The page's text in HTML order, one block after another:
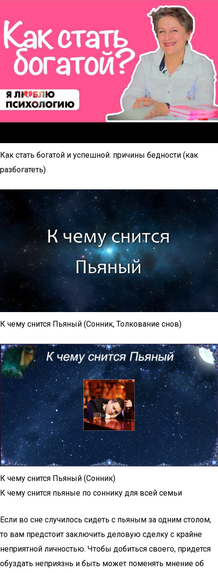
Как стать богатой и успешной: причины бедности (как
разбогатеть)
К чему снится Пьяный (Сонник, Толкование снов)
К чему снится Пьяный (Сонник)
К чему снится пьяные по соннику для всей семьи
Если во сне случилось сидеть с пьяным за одним столом,
то вам предстоит заключить деловую сделку с крайне
неприятной личностью. Чтобы добиться своего, придется
обуздать неприязнь и быть может поменять мнение об